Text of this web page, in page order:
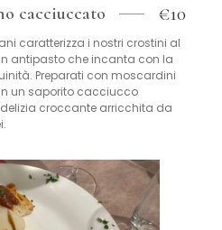
cacciuccato €10
caratterizza i nostri crostini al
antipasto che incanta con la
Preparati con moscardini
un saporito cacciucco
croccante arricchita da